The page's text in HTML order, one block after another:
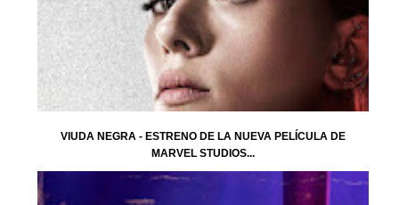
VIUDA NEGRA - ESTRENO DE LA NUEVA PELÍCULA DE
MARVEL STUDIOS...